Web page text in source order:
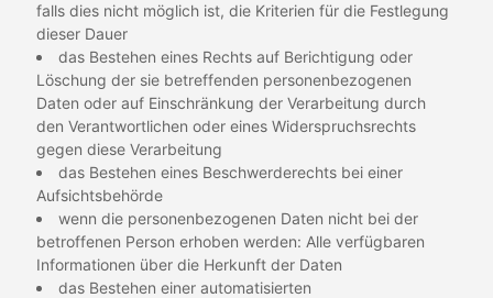
falls dies nicht möglich ist, die Kriterien für die Festlegung
dieser Dauer
das Bestehen eines Rechts auf Berichtigung oder
Löschung der sie betreffenden personenbezogenen
Daten oder auf Einschränkung der Verarbeitung durch
den Verantwortlichen oder eines Widerspruchsrechts
gegen diese Verarbeitung
das Bestehen eines Beschwerderechts bei einer
Aufsichtsbehörde
wenn die personenbezogenen Daten nicht bei der
betroffenen Person erhoben werden: Alle verfügbaren
Informationen über die Herkunft der Daten
das Bestehen einer automatisierten